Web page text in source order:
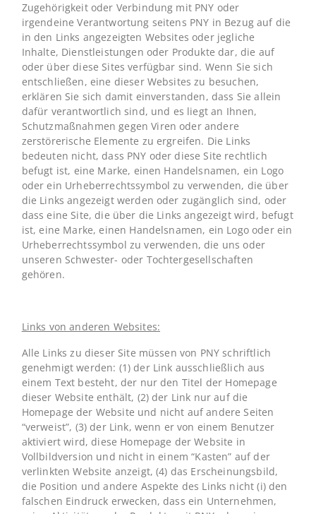
Zugehörigkeit oder Verbindung mit PNY oder
irgendeine Verantwortung seitens PNY in Bezug auf die
in den Links angezeigten Websites oder jegliche
Inhalte, Dienstleistungen oder Produkte dar, die auf
oder über diese Sites verfügbar sind. Wenn Sie sich
entschließen, eine dieser Websites zu besuchen,
erklären Sie sich damit einverstanden, dass Sie allein
dafür verantwortlich sind, und es liegt an Ihnen,
Schutzmaßnahmen gegen Viren oder andere
zerstörerische Elemente zu ergreifen. Die Links
bedeuten nicht, dass PNY oder diese Site rechtlich
befugt ist, eine Marke, einen Handelsnamen, ein Logo
oder ein Urheberrechtssymbol zu verwenden, die über
die Links angezeigt werden oder zugänglich sind, oder
dass eine Site, die über die Links angezeigt wird, befugt
ist, eine Marke, einen Handelsnamen, ein Logo oder ein
Urheberrechtssymbol zu verwenden, die uns oder
unseren Schwester- oder Tochtergesellschaften
gehören.
Links von anderen Websites:
Alle Links zu dieser Site müssen von PNY schriftlich
genehmigt werden: (1) der Link ausschließlich aus
einem Text besteht, der nur den Titel der Homepage
dieser Website enthält, (2) der Link nur auf die
Homepage der Website und nicht auf andere Seiten
“verweist”, (3) der Link, wenn er von einem Benutzer
aktiviert wird, diese Homepage der Website in
Vollbildversion und nicht in einem “Kasten” auf der
verlinkten Website anzeigt, (4) das Erscheinungsbild,
die Position und andere Aspekte des Links nicht (i) den
falschen Eindruck erwecken, dass ein Unternehmen,